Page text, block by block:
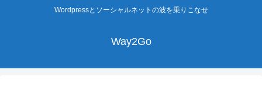
Wordpressとソーシャルネットの波を乗りこなせ
Way2Go